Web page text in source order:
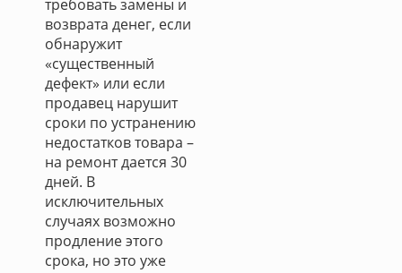
требовать замены и
возврата денег, если
обнаружит
«существенный
дефект» или если
продавец нарушит
сроки по устранению
недостатков товара –
на ремонт дается 30
дней. В
исключительных
случаях возможно
продление этого
срока, но это уже